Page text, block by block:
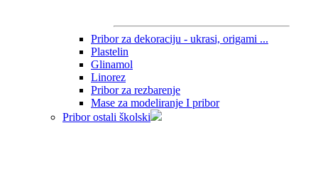
Pribor za dekoraciju - ukrasi, origami ...
Plastelin
Glinamol
Linorez
Pribor za rezbarenje
Mase za modeliranje I pribor
Pribor ostali školski